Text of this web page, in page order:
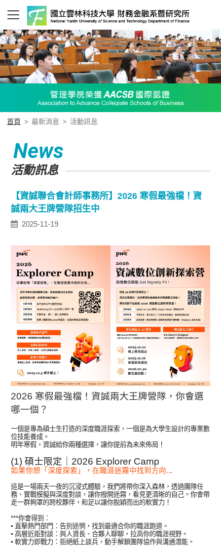
首頁 > 最新消息 > 活動訊息
News
活動訊息
【資誠聯合會計師事務所】2026 寒假最強檔！資
誠兩大王牌營隊招生中
2025-11-19
2026 寒假最強檔！資誠兩大王牌營隊，你會選
哪一個？
一個是專為碩士生打造的深度職涯探索，一個是為大學生設計的專業數
位技能養成。
明年寒假，資誠給你兩種選擇，讓你提前為未來佈局！
(1)碩士限定｜2026 Explorer Camp
如果你想「深度探索」，在職涯迷霧中找到方向...
這是一場兩天一夜的沉浸式體驗，我們將帶你深入森林，透過團隊任
務、實戰模擬與深度對談，讓你撥開迷霧，看見更清晰的自己。你會帶
走一群夠罩的跨校夥伴，和足以讓你脫穎而出的軟實力！
***你會得到：
▪ 直擊熱門部門 ：告別迷惘，找到最適合你的職涯跑道。
▪ 高層近距對談 ：與人資長、合夥人聊聊，拉高你的職涯視野。
▪軟實力即戰力 ：拒絕紙上談兵，動手解鎖團隊協作與溝通潛能。